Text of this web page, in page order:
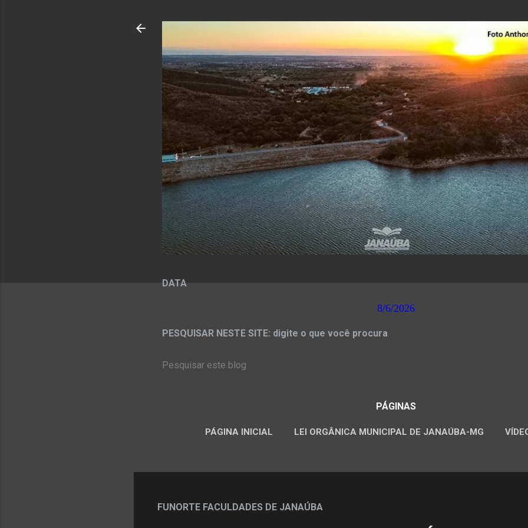
DATA
8/6/2026
PESQUISAR NESTE SITE: digite o que você procura
PÁGINAS
PÁGINA INICIAL LEI ORGÂNICA MUNICIPAL DE JANAÚBA-MG
FUNORTE FACULDADES DE JANAÚBA